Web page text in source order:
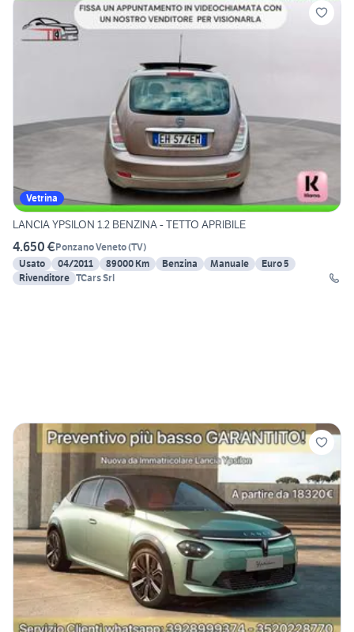
Vetrina
LANCIA YPSILON 1.2 BENZINA - TETTO APRIBILE
4.650 €Ponzano Veneto(TV)
Usato
04/2011 89000 Km Benzina Manuale
Euro 5
Rivenditore TCars Srl